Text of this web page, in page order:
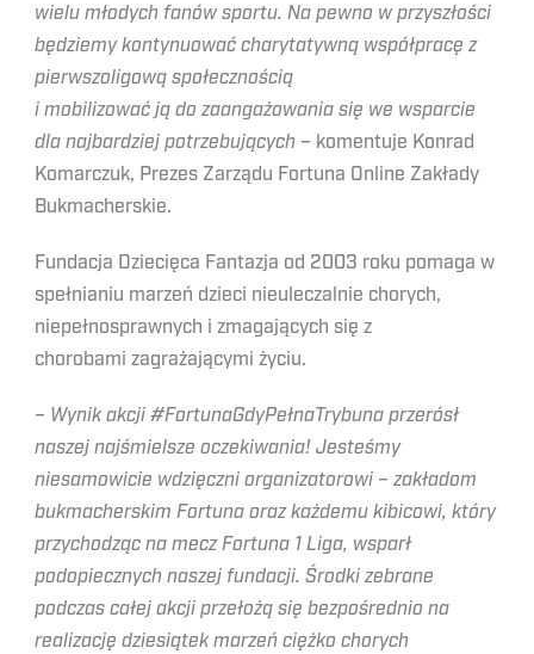
wielu młodych fanów sportu. Na pewno w przyszłości
będziemy kontynuować charytatywną współpracę z
pierwszoligową społecznością
i mobilizować ją do zaangażowania się we wsparcie
dla najbardziej potrzebujących – komentuje Konrad
Komarczuk, Prezes Zarządu Fortuna Online Zakłady
Bukmacherskie.
Fundacja Dziecięca Fantazja od 2003 roku pomaga w
spełnianiu marzeń dzieci nieuleczalnie chorych,
niepełnosprawnych i zmagających się z
chorobami zagrażającymi życiu.
– Wynik akcji #FortunaGdyPełnaTrybuna przerósł
naszej najśmielsze oczekiwania! Jesteśmy
niesamowicie wdzięczni organizatorowi – zakładom
bukmacherskim Fortuna oraz każdemu kibicowi, który
przychodząc na mecz Fortuna 1 Liga, wsparł
podopiecznych naszej fundacji. Środki zebrane
podczas całej akcji przełożą się bezpośrednio na
realizację dziesiątek marzeń ciężko chorych